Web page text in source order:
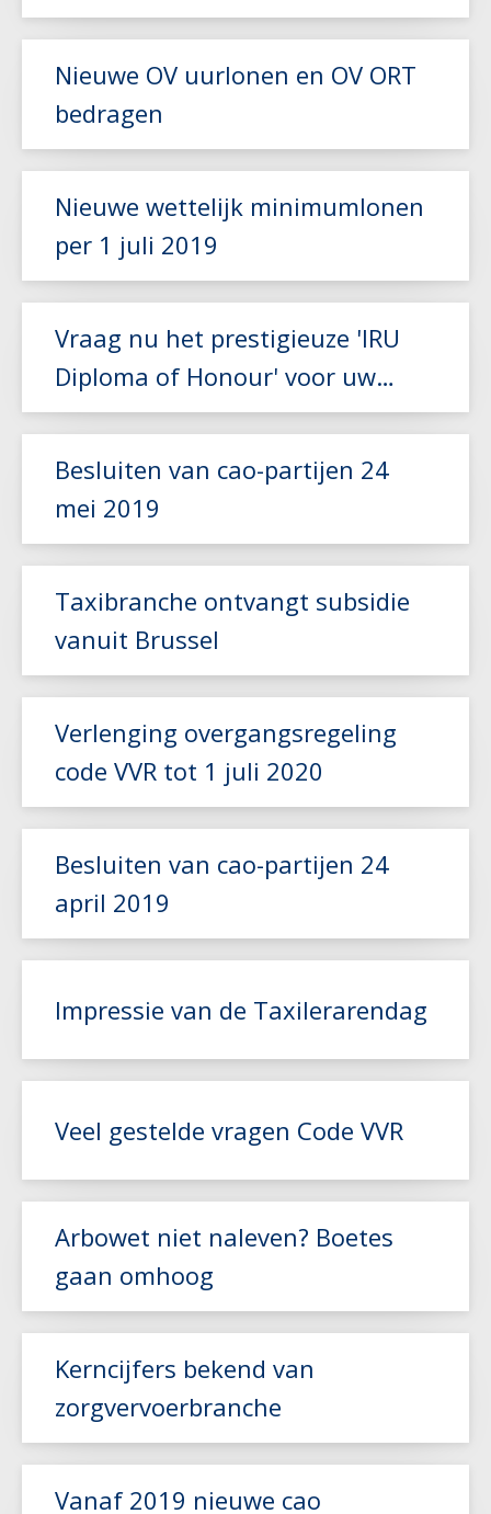
Lees meer
Nieuwe OV uurlonen en OV ORT
bedragen
Lees meer
Nieuwe wettelijk minimumlonen
per 1 juli 2019
Vraag nu het prestigieuze 'IRU
Diploma of Honour' voor uw
chauffeur aan!
Besluiten van cao-partijen 24
mei 2019
Taxibranche ontvangt subsidie
vanuit Brussel
Lees meer
Verlenging overgangsregeling
code VVR tot 1 juli 2020
Besluiten van cao-partijen 24
april 2019
Lees meer
Impressie van de Taxilerarendag
Lees meer
Veel gestelde vragen Code VVR
Lees meer
Arbowet niet naleven? Boetes
gaan omhoog
Kerncijfers bekend van
zorgvervoerbranche
Vanaf 2019 nieuwe cao